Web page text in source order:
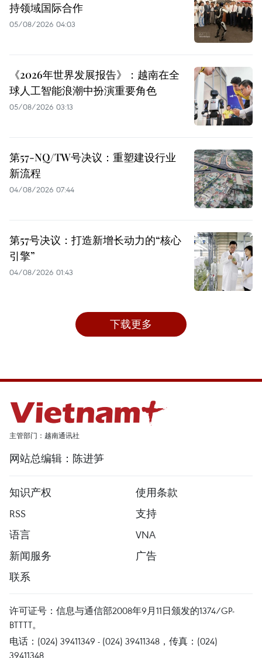
持领域国际合作
05/08/2026 04:03
《2026年世界发展报告》：越南在全
球人工智能浪潮中扮演重要角色
05/08/2026 03:13
第57-NQ/TW号决议：重塑建设行业
新流程
04/08/2026 07:44
第57号决议：打造新增长动力的“核心
引擎”
04/08/2026 01:43
下载更多
主管部门：越南通讯社
网站总编辑：陈进笋
知识产权
使用条款
RSS
支持
语言
VNA
新闻服务
广告
联系
许可证号：信息与通信部2008年9月11日颁发的1374/GP-
BTTTT。
电话：(024) 39411349 - (024) 39411348，传真：(024)
39411348